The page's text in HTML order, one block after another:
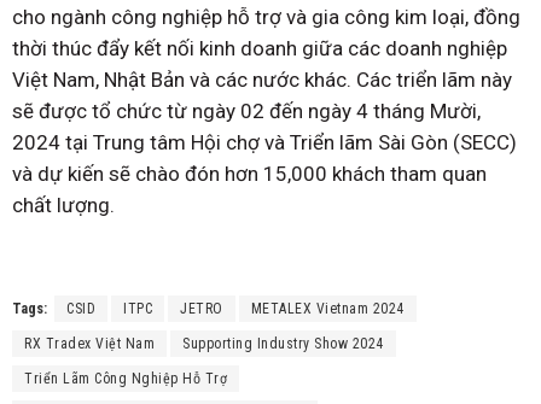
cho ngành công nghiệp hỗ trợ và gia công kim loại, đồng
thời thúc đẩy kết nối kinh doanh giữa các doanh nghiệp
Việt Nam, Nhật Bản và các nước khác. Các triển lãm này
sẽ được tổ chức từ ngày 02 đến ngày 4 tháng Mười,
2024 tại Trung tâm Hội chợ và Triển lãm Sài Gòn (SECC)
và dự kiến sẽ chào đón hơn 15,000 khách tham quan
chất lượng.
Tags: CSID ITPC JETRO METALEX Vietnam 2024
RX Tradex Việt Nam Supporting Industry Show 2024
Triển Lãm Công Nghiệp Hỗ Trợ